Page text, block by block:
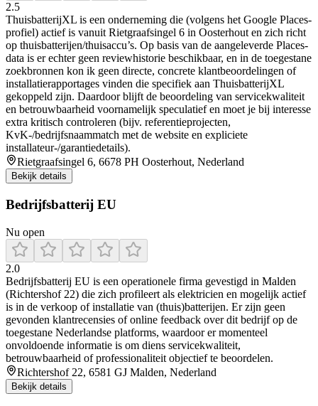
2.5
ThuisbatterijXL is een onderneming die (volgens het Google Places-
profiel) actief is vanuit Rietgraafsingel 6 in Oosterhout en zich richt
op thuisbatterijen/thuisaccu’s. Op basis van de aangeleverde Places-
data is er echter geen reviewhistorie beschikbaar, en in de toegestane
zoekbronnen kon ik geen directe, concrete klantbeoordelingen of
installatierapportages vinden die specifiek aan ThuisbatterijXL
gekoppeld zijn. Daardoor blijft de beoordeling van servicekwaliteit
en betrouwbaarheid voornamelijk speculatief en moet je bij interesse
extra kritisch controleren (bijv. referentieprojecten,
KvK-/bedrijfsnaammatch met de website en expliciete
installateur-/garantiedetails).
Rietgraafsingel 6, 6678 PH Oosterhout, Nederland
Bekijk details
Bedrijfsbatterij EU
Nu open
2.0
Bedrijfsbatterij EU is een operationele firma gevestigd in Malden
(Richtershof 22) die zich profileert als elektricien en mogelijk actief
is in de verkoop of installatie van (thuis)batterijen. Er zijn geen
gevonden klantrecensies of online feedback over dit bedrijf op de
toegestane Nederlandse platforms, waardoor er momenteel
onvoldoende informatie is om diens servicekwaliteit,
betrouwbaarheid of professionaliteit objectief te beoordelen.
Richtershof 22, 6581 GJ Malden, Nederland
Bekijk details